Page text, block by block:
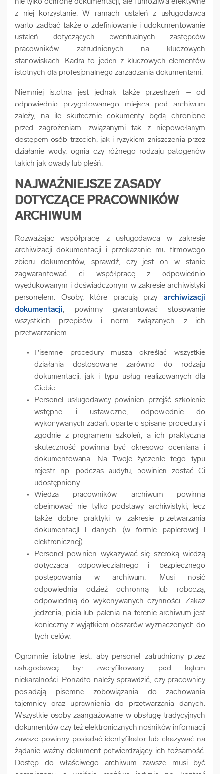
nie tylko ochronę dokumentacji, ale i umożliwia efektywne
z niej korzystanie. W ramach ustaleń z usługodawcą
warto zadbać także o zdefiniowanie i udokumentowanie
ustaleń dotyczących ewentualnych zastępców
pracowników zatrudnionych na kluczowych
stanowiskach. Kadra to jeden z kluczowych elementów
istotnych dla profesjonalnego zarządzania dokumentami.
Niemniej istotna jest jednak także przestrzeń – od
odpowiednio przygotowanego miejsca pod archiwum
zależy, na ile skutecznie dokumenty będą chronione
przed zagrożeniami związanymi tak z niepowołanym
dostępem osób trzecich, jak i ryzykiem zniszczenia przez
działanie wody, ognia czy różnego rodzaju patogenów
takich jak owady lub pleśń.
NAJWAŻNIEJSZE ZASADY
DOTYCZĄCE PRACOWNIKÓW
ARCHIWUM
Rozważając współpracę z usługodawcą w zakresie
archiwizacji dokumentacji i przekazanie mu firmowego
zbioru dokumentów, sprawdź, czy jest on w stanie
zagwarantować ci współpracę z odpowiednio
wyedukowanym i doświadczonym w zakresie archiwistyki
personelem. Osoby, które pracują przy archiwizacji
dokumentacji, powinny gwarantować stosowanie
wszystkich przepisów i norm związanych z ich
przetwarzaniem.
Pisemne procedury muszą określać wszystkie
działania dostosowane zarówno do rodzaju
dokumentacji, jak i typu usług realizowanych dla
Ciebie.
Personel usługodawcy powinien przejść szkolenie
wstępne i ustawiczne, odpowiednie do
wykonywanych zadań, oparte o spisane procedury i
zgodnie z programem szkoleń, a ich praktyczna
skuteczność powinna być okresowo oceniana i
dokumentowana. Na Twoje życzenie tego typu
rejestr, np. podczas audytu, powinien zostać Ci
udostępniony.
Wiedza pracowników archiwum powinna
obejmować nie tylko podstawy archiwistyki, lecz
także dobre praktyki w zakresie przetwarzania
dokumentacji i danych (w formie papierowej i
elektronicznej).
Personel powinien wykazywać się szeroką wiedzą
dotyczącą odpowiedzialnego i bezpiecznego
postępowania w archiwum. Musi nosić
odpowiednią odzież ochronną lub roboczą,
odpowiednią do wykonywanych czynności. Zakaz
jedzenia, picia lub palenia na terenie archiwum jest
konieczny z wyjątkiem obszarów wyznaczonych do
tych celów.
Ogromnie istotne jest, aby personel zatrudniony przez
usługodawcę był zweryfikowany pod kątem
niekaralności. Ponadto należy sprawdzić, czy pracownicy
posiadają pisemne zobowiązania do zachowania
tajemnicy oraz uprawnienia do przetwarzania danych.
Wszystkie osoby zaangażowane w obsługę tradycyjnych
dokumentów czy też elektronicznych nośników informacji
zawsze powinny posiadać identyfikator lub okazywać na
żądanie ważny dokument potwierdzający ich tożsamość.
Dostęp do właściwego archiwum zawsze musi być